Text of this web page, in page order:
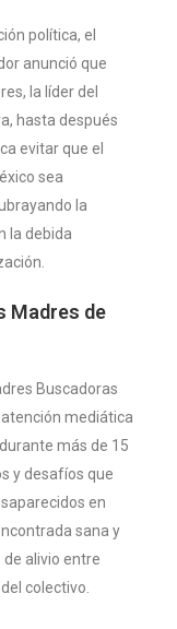
política, el
anunció que
la líder del
hasta después
evitar que el
sea
la
la debida
Madres de
Buscadoras
mediática
más de 15
y desafíos que
en
sana y
de alivio entre
colectivo.